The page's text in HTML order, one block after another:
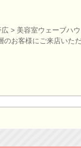
> 美容室ウェーブハ
のお客様にご来店いた